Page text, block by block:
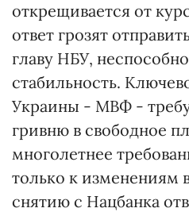
открещивается от
ответ грозят
главу НБУ,
стабильность.
Украины - МВФ -
гривню в свободное
многолетнее
только к изменениям
снятию с Нацбанка